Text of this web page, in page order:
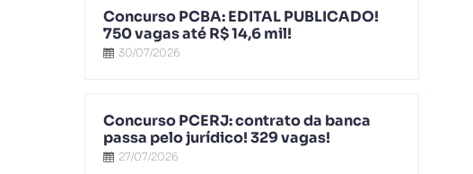
Concurso PCBA: EDITAL PUBLICADO!
750 vagas até R$ 14,6 mil!
30/07/2026
Concurso PCERJ: contrato da banca
passa pelo jurídico! 329 vagas!
27/07/2026